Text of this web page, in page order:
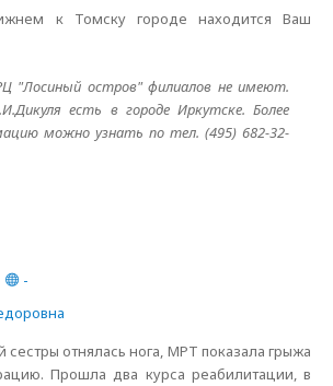
к Томску городе находится Ваш
"Лосиный остров" филиалов не имеют.
есть в городе Иркутске. Более
можно узнать по тел. (495) 682-32-
-
сестры отнялась нога, МРТ показала грыжа
Прошла два курса реабилитации, в